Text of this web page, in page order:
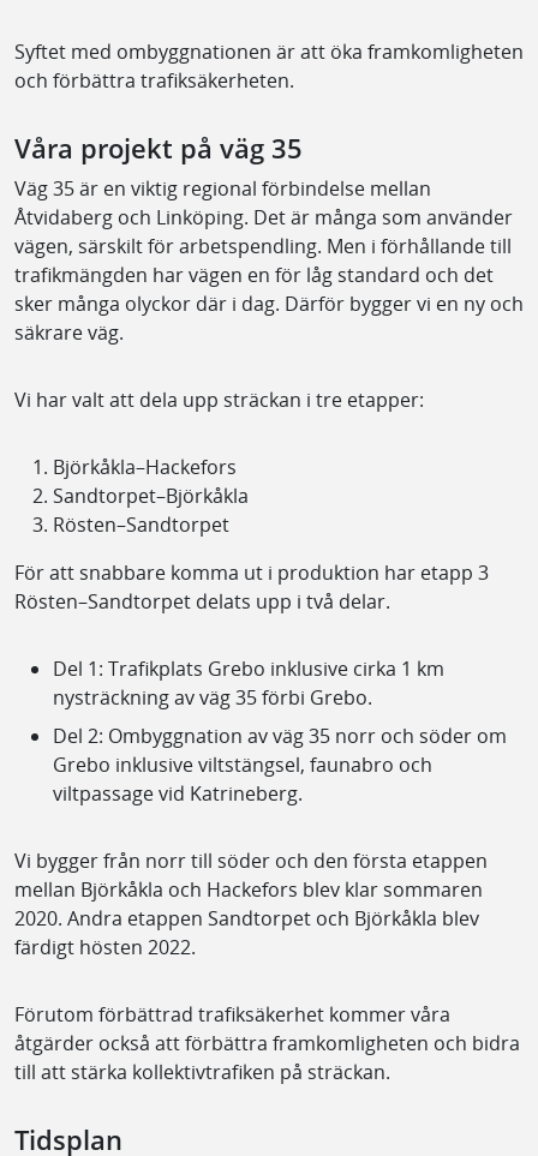
Syftet med ombyggnationen är att öka framkomligheten
och förbättra trafiksäkerheten.
Våra projekt på väg 35
Väg 35 är en viktig regional förbindelse mellan
Åtvidaberg och Linköping. Det är många som använder
vägen, särskilt för arbetspendling. Men i förhållande till
trafikmängden har vägen en för låg standard och det
sker många olyckor där i dag. Därför bygger vi en ny och
säkrare väg.
Vi har valt att dela upp sträckan i tre etapper:
Björkåkla–Hackefors
Sandtorpet–Björkåkla
Rösten–Sandtorpet
För att snabbare komma ut i produktion har etapp 3
Rösten–Sandtorpet delats upp i två delar.
Del 1: Trafikplats Grebo inklusive cirka 1 km
nysträckning av väg 35 förbi Grebo.
Del 2: Ombyggnation av väg 35 norr och söder om
Grebo inklusive viltstängsel, faunabro och
viltpassage vid Katrineberg.
Vi bygger från norr till söder och den första etappen
mellan Björkåkla och Hackefors blev klar sommaren
2020. Andra etappen Sandtorpet och Björkåkla blev
färdigt hösten 2022.
Förutom förbättrad trafiksäkerhet kommer våra
åtgärder också att förbättra framkomligheten och bidra
till att stärka kollektivtrafiken på sträckan.
Tidsplan